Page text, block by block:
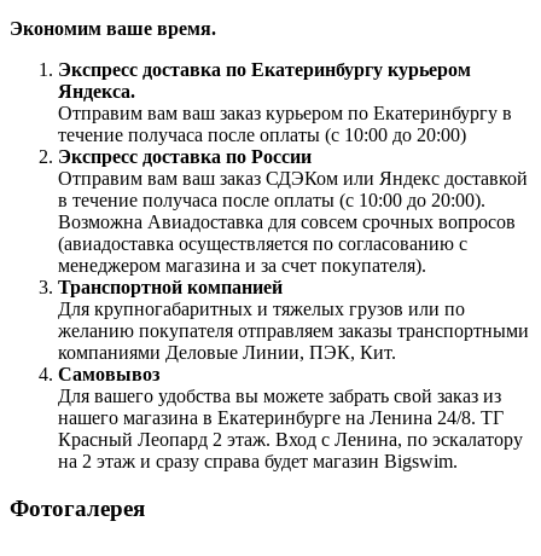
Экономим ваше время.
Экспресс доставка по Екатеринбургу курьером
Яндекса.
Отправим вам ваш заказ курьером по Екатеринбургу в
течение получаса после оплаты (с 10:00 до 20:00)
Экспресс доставка по России
Отправим вам ваш заказ СДЭКом или Яндекс доставкой
в течение получаса после оплаты (с 10:00 до 20:00).
Возможна Авиадоставка для совсем срочных вопросов
(авиадоставка осуществляется по согласованию с
менеджером магазина и за счет покупателя).
Транспортной компанией
Для крупногабаритных и тяжелых грузов или по
желанию покупателя отправляем заказы транспортными
компаниями Деловые Линии, ПЭК, Кит.
Самовывоз
Для вашего удобства вы можете забрать свой заказ из
нашего магазина в Екатеринбурге на Ленина 24/8. ТГ
Красный Леопард 2 этаж. Вход с Ленина, по эскалатору
на 2 этаж и сразу справа будет магазин Bigswim.
Фотогалерея